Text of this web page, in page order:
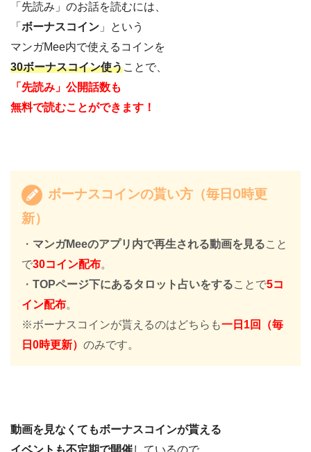
「先読み」のお話を読むには、
「 ボーナスコイン 」という
マンガMee内で使えるコインを
30ボーナスコイン使うことで、
「先読み」公開話数も
無料で読むことができます！
ボーナスコインの貰い方（毎日0時更
新）
・ マンガMeeのアプリ内で再生される動画を見ること
で30コイン配布。
・ TOPページ下にあるタロット占いをすることで5コ
イン配布。
※ボーナスコインが貰えるのはどちらも一日1回（毎
日0時更新） のみです。
動画を見なくてもボーナスコインが貰える